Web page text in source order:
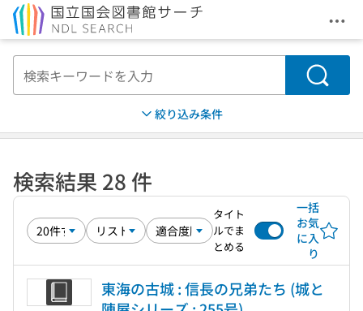
メ
検索
絞り込み条件
検索結果 28 件
タイト
ルでま
とめる
一括
お気
に入
り
東海の古城 : 信長の兄弟たち (城と